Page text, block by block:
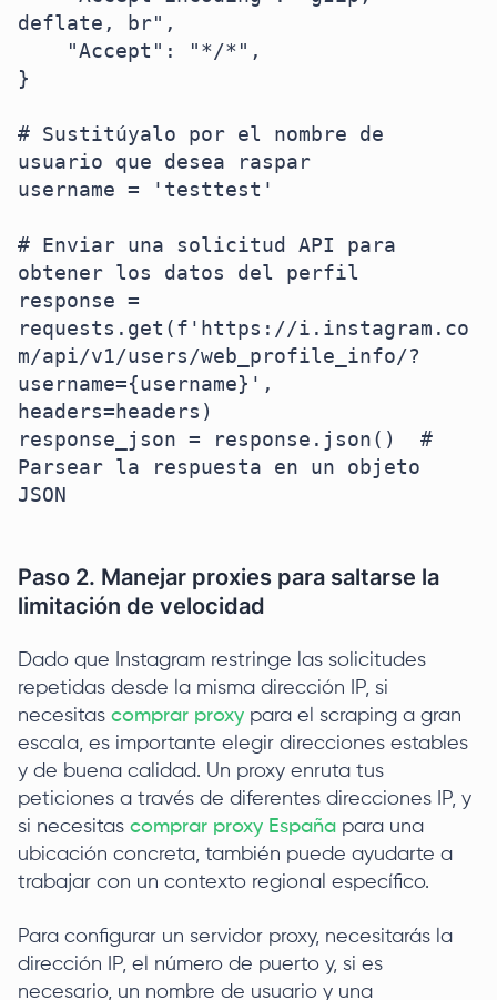
deflate, br",
}
# Sustitúyalo por el nombre de
usuario que desea raspar
username = 'testtest'
# Enviar una solicitud API para
obtener los datos del perfil
response =
requests.get(f'https://i.instagram.co
m/api/v1/users/web_profile_info/?
username={username}',
headers=headers)
response_json = response.json()  #
Parsear la respuesta en un objeto
JSON
Paso 2. Manejar proxies para saltarse la
limitación de velocidad
Dado que Instagram restringe las solicitudes
repetidas desde la misma dirección IP, si
necesitas comprar proxy para el scraping a gran
escala, es importante elegir direcciones estables
y de buena calidad. Un proxy enruta tus
peticiones a través de diferentes direcciones IP, y
si necesitas comprar proxy España para una
ubicación concreta, también puede ayudarte a
trabajar con un contexto regional específico.
Para configurar un servidor proxy, necesitarás la
dirección IP, el número de puerto y, si es
necesario, un nombre de usuario y una